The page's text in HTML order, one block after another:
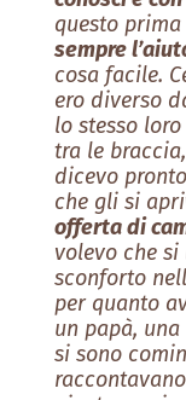
questo
sempre
cosa facile.
ero diverso
lo stesso
tra le
dicevo
che gli si
offerta di
volevo che
sconforto
per quanto
un papà,
si sono